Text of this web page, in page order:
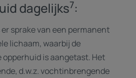
dagelijks7:
sprake van een permanent
lichaam, waarbij de
is aangetast. Het
d.w.z. vochtinbrengende